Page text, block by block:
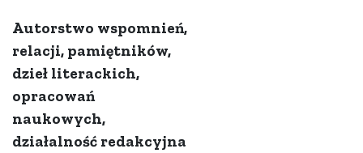
Autorstwo wspomnień,
relacji, pamiętników,
dzieł literackich,
opracowań
naukowych,
działalność redakcyjna